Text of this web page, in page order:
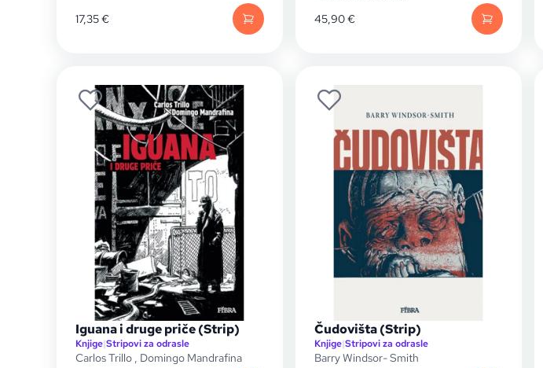
17,35€
45,90€
Iguana i druge priče (Strip)
Knjige|Stripovi za odrasle
Carlos Trillo , Domingo Mandrafina
Čudovišta (Strip)
Knjige|Stripovi za odrasle
Barry Windsor- Smith